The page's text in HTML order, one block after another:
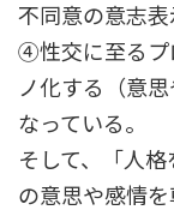
不同意の意志表
④性交に至るプ
ノ化する（意
なっている。
そして、「人
の意思や感情